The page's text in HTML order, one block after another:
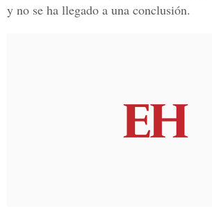
y no se ha llegado a una conclusión.